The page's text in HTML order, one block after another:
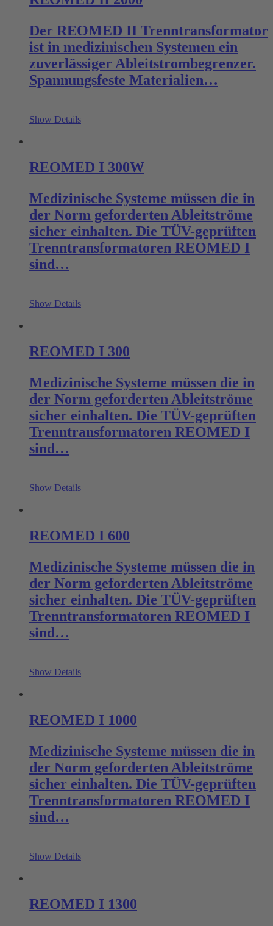
Der REOMED II Trenntransformator
ist in medizinischen Systemen ein
zuverlässiger Ableitstrombegrenzer.
Spannungsfeste Materialien…
Show Details
REOMED I 300W
Medizinische Systeme müssen die in
der Norm geforderten Ableitströme
sicher einhalten. Die TÜV-geprüften
Trenntransformatoren REOMED I
sind…
Show Details
REOMED I 300
Medizinische Systeme müssen die in
der Norm geforderten Ableitströme
sicher einhalten. Die TÜV-geprüften
Trenntransformatoren REOMED I
sind…
Show Details
REOMED I 600
Medizinische Systeme müssen die in
der Norm geforderten Ableitströme
sicher einhalten. Die TÜV-geprüften
Trenntransformatoren REOMED I
sind…
Show Details
REOMED I 1000
Medizinische Systeme müssen die in
der Norm geforderten Ableitströme
sicher einhalten. Die TÜV-geprüften
Trenntransformatoren REOMED I
sind…
Show Details
REOMED I 1300